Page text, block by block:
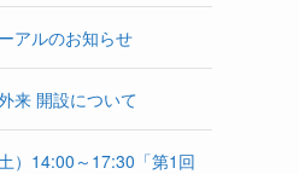
アルのお知らせ
来 開設について
）14:00～17:30「第1回